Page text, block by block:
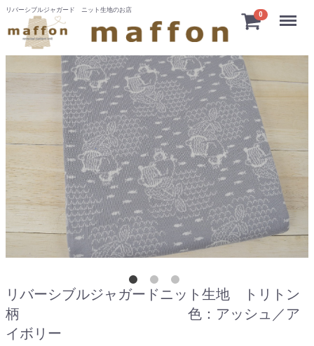
リバーシブルジャガード ニット生地のお店
0 Menu
リバーシブルジャガードニット生地 トリトン
柄 色：アッシュ／ア
イボリー